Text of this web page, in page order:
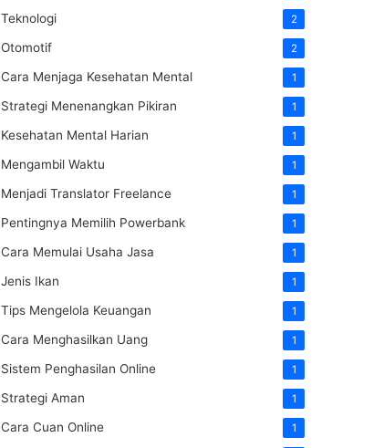
Teknologi 2
Otomotif 2
Cara Menjaga Kesehatan Mental 1
Strategi Menenangkan Pikiran 1
Kesehatan Mental Harian 1
Mengambil Waktu 1
Menjadi Translator Freelance 1
Pentingnya Memilih Powerbank 1
Cara Memulai Usaha Jasa 1
Jenis Ikan 1
Tips Mengelola Keuangan 1
Cara Menghasilkan Uang 1
Sistem Penghasilan Online 1
Strategi Aman 1
Cara Cuan Online 1